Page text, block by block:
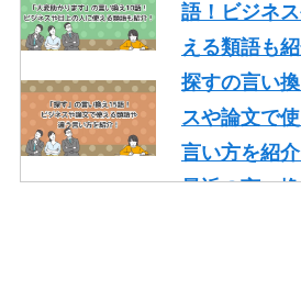
語！ビジネ
える類語も紹
探すの言い
スや論文で
言い方を紹介
最近の言い